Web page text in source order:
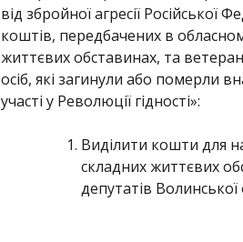
від збройної агресії
коштів, передбачених в
життєвих обставинах, та
осіб, які загинули або померли
участі у Революції гідності»:
Виділити кошти для
складних життєвих
депутатів Волинської